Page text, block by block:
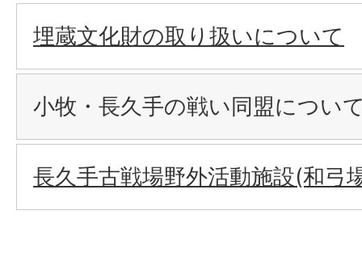
埋蔵文化財の取り扱いについて
小牧・長久手の戦い同盟につい
長久手古戦場野外活動施設(和弓